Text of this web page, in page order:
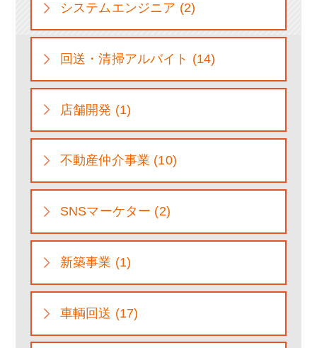
システムエンジニア (2)
回送・清掃アルバイト (14)
店舗開発 (1)
不動産仲介事業 (10)
SNSマーケター (2)
新築事業 (1)
車輌回送 (17)